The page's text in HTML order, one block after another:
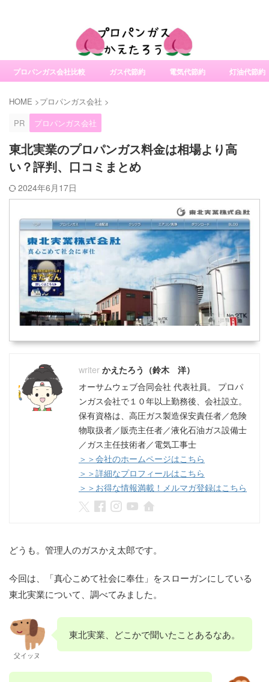
プロパンガス会社比較 ガス代節約 電気代節約 灯油代節約
HOME >プロパンガス会社 >
PR
プロパンガス会社
東北実業のプロパンガス料金は相場より高
い？評判、口コミまとめ
2024年6月17日
かえたろう（鈴木 洋）
オーサムウェブ合同会社 代表社員。 プロパ
ンガス会社で１０年以上勤務後、会社設立。
保有資格は、高圧ガス製造保安責任者／危険
物取扱者／販売主任者／液化石油ガス設備士
／ガス主任技術者／電気工事士
＞＞会社のホームページはこちら
＞＞詳細なプロフィールはこちら
＞＞お得な情報満載！メルマガ登録はこちら
どうも。管理人のガスかえ太郎です。
今回は、「真心こめて社会に奉仕」をスローガンにしている
東北実業について、調べてみました。
父イッヌ
東北実業、どこかで聞いたことあるなあ。